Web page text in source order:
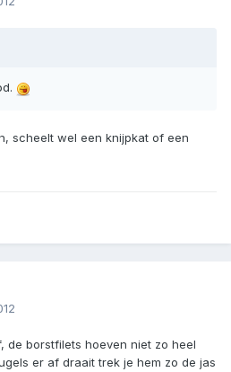
scheelt wel een knijpkat of een
de borstfilets hoeven niet zo heel
er af draait trek je hem zo de jas